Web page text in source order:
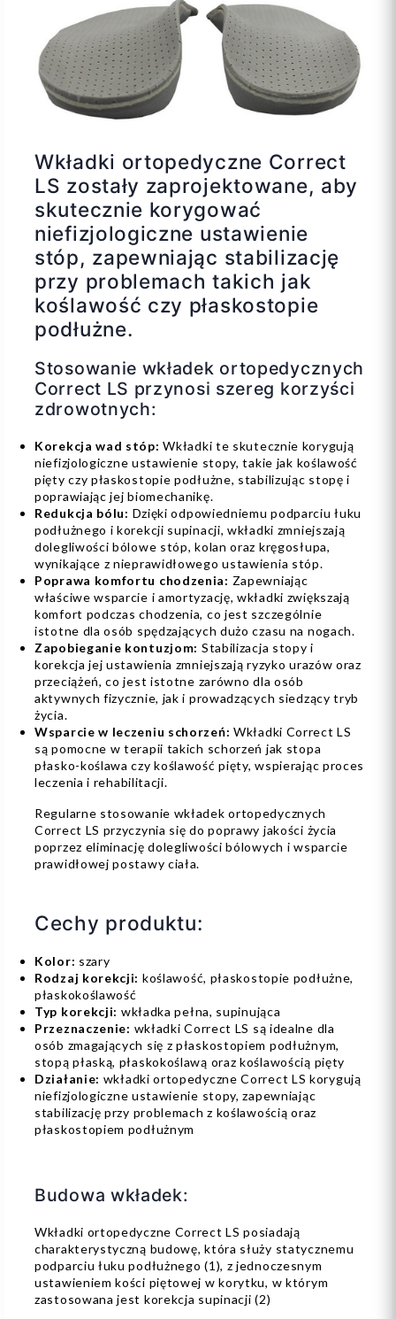
Wkładki ortopedyczne Correct
LS zostały zaprojektowane, aby
skutecznie korygować
niefizjologiczne ustawienie
stóp, zapewniając stabilizację
przy problemach takich jak
koślawość czy płaskostopie
podłużne.
Stosowanie wkładek ortopedycznych
Correct LS przynosi szereg korzyści
zdrowotnych:
Korekcja wad stóp: Wkładki te skutecznie korygują
niefizjologiczne ustawienie stopy, takie jak koślawość
pięty czy płaskostopie podłużne, stabilizując stopę i
poprawiając jej biomechanikę.
Redukcja bólu: Dzięki odpowiedniemu podparciu łuku
podłużnego i korekcji supinacji, wkładki zmniejszają
dolegliwości bólowe stóp, kolan oraz kręgosłupa,
wynikające z nieprawidłowego ustawienia stóp.
Poprawa komfortu chodzenia: Zapewniając
właściwe wsparcie i amortyzację, wkładki zwiększają
komfort podczas chodzenia, co jest szczególnie
istotne dla osób spędzających dużo czasu na nogach.
Zapobieganie kontuzjom: Stabilizacja stopy i
korekcja jej ustawienia zmniejszają ryzyko urazów oraz
przeciążeń, co jest istotne zarówno dla osób
aktywnych fizycznie, jak i prowadzących siedzący tryb
życia.
Wsparcie w leczeniu schorzeń: Wkładki Correct LS
są pomocne w terapii takich schorzeń jak stopa
płasko-koślawa czy koślawość pięty, wspierając proces
leczenia i rehabilitacji.
Regularne stosowanie wkładek ortopedycznych
Correct LS przyczynia się do poprawy jakości życia
poprzez eliminację dolegliwości bólowych i wsparcie
prawidłowej postawy ciała.
Cechy produktu:
Kolor: szary
Rodzaj korekcji: koślawość, płaskostopie podłużne,
płaskokoślawość
Typ korekcji: wkładka pełna, supinująca
Przeznaczenie: wkładki Correct LS są idealne dla
osób zmagających się z płaskostopiem podłużnym,
stopą płaską, płaskokoślawą oraz koślawością pięty
Działanie: wkładki ortopedyczne Correct LS korygują
niefizjologiczne ustawienie stopy, zapewniając
stabilizację przy problemach z koślawością oraz
płaskostopiem podłużnym
Budowa wkładek:
Wkładki ortopedyczne Correct LS posiadają
charakterystyczną budowę, która służy statycznemu
podparciu łuku podłużnego (1), z jednoczesnym
ustawieniem kości piętowej w korytku, w którym
zastosowana jest korekcja supinacji (2)